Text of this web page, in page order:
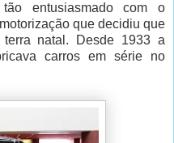
entusiasmado com o
que decidiu que
natal. Desde 1933 a
carros em série no